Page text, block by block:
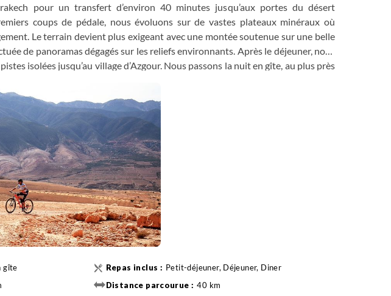
pour un transfert d’environ 40 minutes jusqu’aux portes du désert
coups de pédale, nous évoluons sur de vastes plateaux minéraux où
Le terrain devient plus exigeant avec une montée soutenue sur une belle
de panoramas dégagés sur les reliefs environnants. Après le déjeuner, nous
isolées jusqu’au village d’Azgour. Nous passons la nuit en gîte, au plus près
gîte
Petit-déjeuner, Déjeuner, Diner
40 km